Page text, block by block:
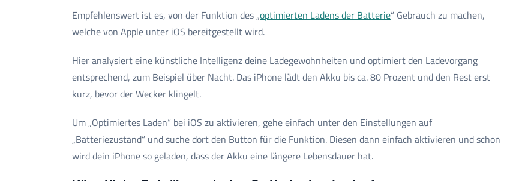
Empfehlenswert ist es, von der Funktion des „optimierten Ladens der Batterie“ Gebrauch zu machen,
welche von Apple unter iOS bereitgestellt wird.
Hier analysiert eine künstliche Intelligenz deine Ladegewohnheiten und optimiert den Ladevorgang
entsprechend, zum Beispiel über Nacht. Das iPhone lädt den Akku bis ca. 80 Prozent und den Rest erst
kurz, bevor der Wecker klingelt.
Um „Optimiertes Laden“ bei iOS zu aktivieren, gehe einfach unter den Einstellungen auf
„Batteriezustand“ und suche dort den Button für die Funktion. Diesen dann einfach aktivieren und schon
wird dein iPhone so geladen, dass der Akku eine längere Lebensdauer hat.